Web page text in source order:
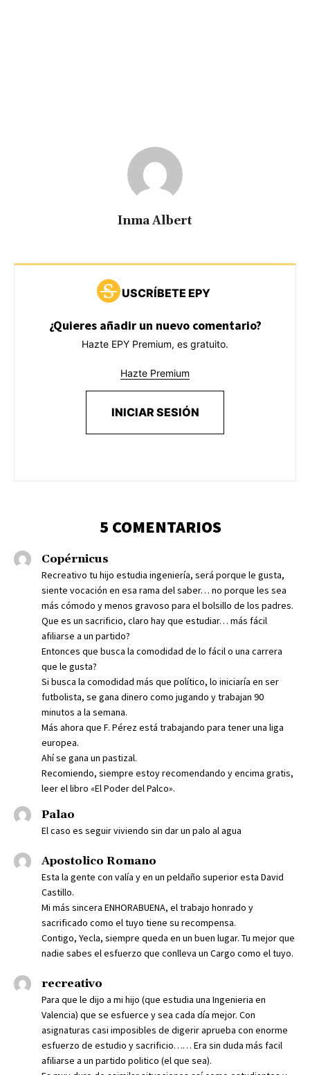
Inma Albert
USCRÍBETE EPY
¿Quieres añadir un nuevo comentario?
Hazte EPY Premium, es gratuito.
Hazte Premium
INICIAR SESIÓN
5 COMENTARIOS
Copérnicus
Recreativo tu hijo estudia ingeniería, será porque le gusta,
siente vocación en esa rama del saber… no porque les sea
más cómodo y menos gravoso para el bolsillo de los padres.
Que es un sacrificio, claro hay que estudiar… más fácil
afiliarse a un partido?
Entonces que busca la comodidad de lo fácil o una carrera
que le gusta?
Si busca la comodidad más que político, lo iniciaría en ser
futbolista, se gana dinero como jugando y trabajan 90
minutos a la semana.
Más ahora que F. Pérez está trabajando para tener una liga
europea.
Ahí se gana un pastizal.
Recomiendo, siempre estoy recomendando y encima gratis,
leer el libro «El Poder del Palco».
Palao
El caso es seguir viviendo sin dar un palo al agua
Apostolico Romano
Esta la gente con valía y en un peldaño superior esta David
Castillo.
Mi más sincera ENHORABUENA, el trabajo honrado y
sacrificado como el tuyo tiene su recompensa.
Contigo, Yecla, siempre queda en un buen lugar. Tu mejor que
nadie sabes el esfuerzo que conlleva un Cargo como el tuyo.
recreativo
Para que le dijo a mi hijo (que estudia una Ingenieria en
Valencia) que se esfuerce y sea cada día mejor. Con
asignaturas casi imposibles de digerir aprueba con enorme
esfuerzo de estudio y sacrificio…… Era sin duda más facil
afiliarse a un partido politico (el que sea).